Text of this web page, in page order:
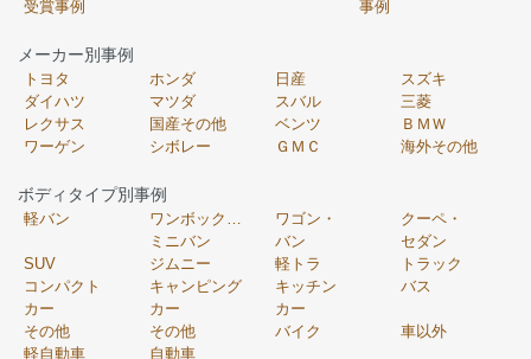
受賞事例
事例
メーカー別事例
トヨタ ホンダ 日産
スズキ
ダイハツ
マツダ スバル
三菱
レクサス
国産その他 ベンツ
ＢＭＷ
ワーゲン
シボレー ＧＭＣ 海外その他
ボディタイプ別事例
軽バン
ミニバン
ワゴン・
バン
クーペ・
セダン
SUV
ジムニー 軽トラ
トラック
コンパクト
カー
キャンピング
カー
キッチン
カー
バス
その他
軽自動車
その他
自動車
バイク 車以外